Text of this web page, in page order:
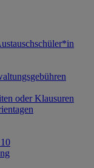
oder Klausuren